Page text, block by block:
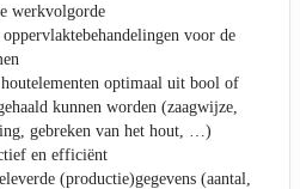
werkvolgorde
voor de
optimaal uit bool of
kunnen worden (zaagwijze,
gebreken van het hout, …)
en efficiënt
(productie)gegevens (aantal,